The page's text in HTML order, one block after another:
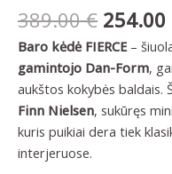
389.00€ 254.00
Baro kėdė FIERCE –
gamintojo Dan-Form,
aukštos kokybės baldais.
Finn Nielsen, sukūręs
kuris puikiai dera tiek
interjeruose.